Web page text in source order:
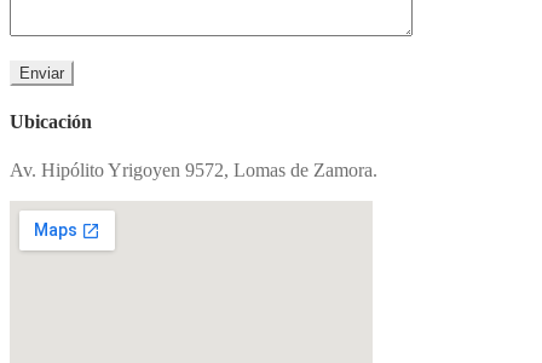
Ubicación
Av. Hipólito Yrigoyen 9572, Lomas de Zamora.